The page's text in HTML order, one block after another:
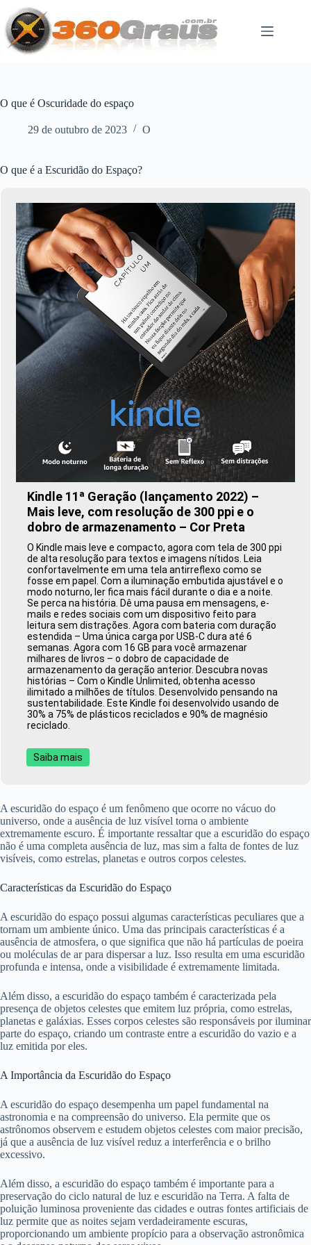
para
conteúdo
O que é Oscuridade do espaço
29 de outubro de 2023 O
O que é a Escuridão do Espaço?
Kindle 11ª Geração (lançamento 2022) –
Mais leve, com resolução de 300 ppi e o
dobro de armazenamento – Cor Preta
O Kindle mais leve e compacto, agora com tela de 300 ppi
de alta resolução para textos e imagens nítidos. Leia
confortavelmente em uma tela antirreflexo como se
fosse em papel. Com a iluminação embutida ajustável e o
modo noturno, ler fica mais fácil durante o dia e a noite.
Se perca na história. Dê uma pausa em mensagens, e-
mails e redes sociais com um dispositivo feito para
leitura sem distrações. Agora com bateria com duração
estendida – Uma única carga por USB-C dura até 6
semanas. Agora com 16 GB para você armazenar
milhares de livros – o dobro de capacidade de
armazenamento da geração anterior. Descubra novas
histórias – Com o Kindle Unlimited, obtenha acesso
ilimitado a milhões de títulos. Desenvolvido pensando na
sustentabilidade. Este Kindle foi desenvolvido usando de
30% a 75% de plásticos reciclados e 90% de magnésio
reciclado.
Saiba mais
A escuridão do espaço é um fenômeno que ocorre no vácuo do
universo, onde a ausência de luz visível torna o ambiente
extremamente escuro. É importante ressaltar que a escuridão do espaço
não é uma completa ausência de luz, mas sim a falta de fontes de luz
visíveis, como estrelas, planetas e outros corpos celestes.
Características da Escuridão do Espaço
A escuridão do espaço possui algumas características peculiares que a
tornam um ambiente único. Uma das principais características é a
ausência de atmosfera, o que significa que não há partículas de poeira
ou moléculas de ar para dispersar a luz. Isso resulta em uma escuridão
profunda e intensa, onde a visibilidade é extremamente limitada.
Além disso, a escuridão do espaço também é caracterizada pela
presença de objetos celestes que emitem luz própria, como estrelas,
planetas e galáxias. Esses corpos celestes são responsáveis por iluminar
parte do espaço, criando um contraste entre a escuridão do vazio e a
luz emitida por eles.
A Importância da Escuridão do Espaço
A escuridão do espaço desempenha um papel fundamental na
astronomia e na compreensão do universo. Ela permite que os
astrônomos observem e estudem objetos celestes com maior precisão,
já que a ausência de luz visível reduz a interferência e o brilho
excessivo.
Além disso, a escuridão do espaço também é importante para a
preservação do ciclo natural de luz e escuridão na Terra. A falta de
poluição luminosa proveniente das cidades e outras fontes artificiais de
luz permite que as noites sejam verdadeiramente escuras,
proporcionando um ambiente propício para a observação astronômica